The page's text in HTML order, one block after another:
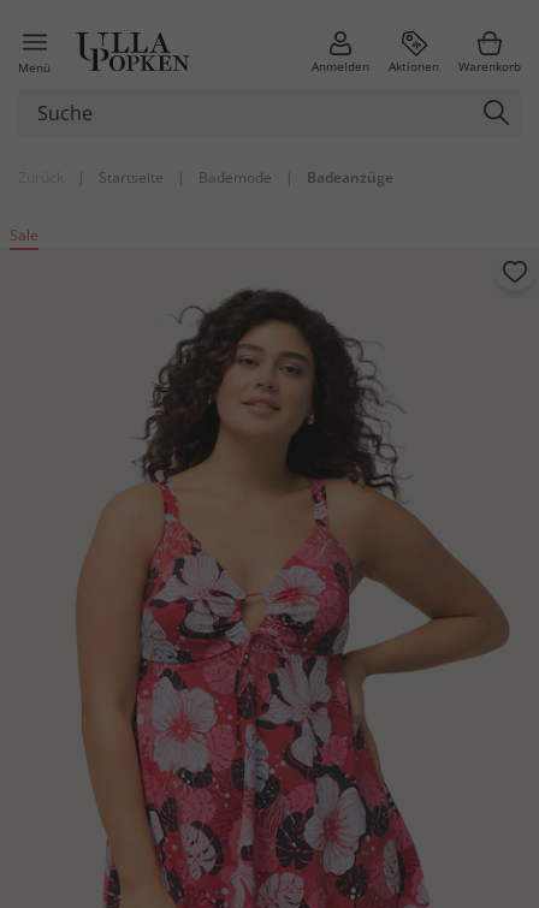
Menü Anmelden Aktionen Warenkorb
| Startseite | Bademode | Badeanzüge
Sale